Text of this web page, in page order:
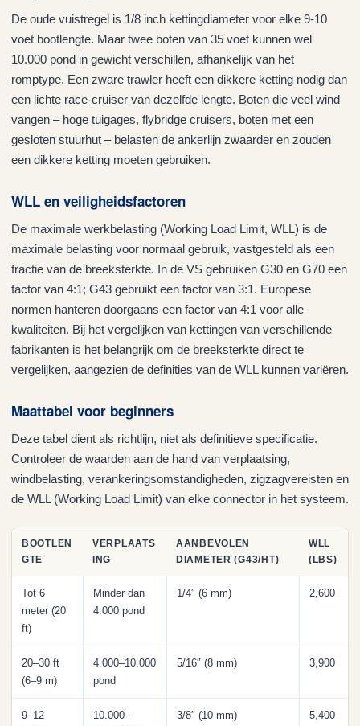
De oude vuistregel is 1/8 inch kettingdiameter voor elke 9-10
voet bootlengte. Maar twee boten van 35 voet kunnen wel
10.000 pond in gewicht verschillen, afhankelijk van het
romptype. Een zware trawler heeft een dikkere ketting nodig dan
een lichte race-cruiser van dezelfde lengte. Boten die veel wind
vangen – hoge tuigages, flybridge cruisers, boten met een
gesloten stuurhut – belasten de ankerlijn zwaarder en zouden
een dikkere ketting moeten gebruiken.
WLL en veiligheidsfactoren
De maximale werkbelasting (Working Load Limit, WLL) is de
maximale belasting voor normaal gebruik, vastgesteld als een
fractie van de breeksterkte. In de VS gebruiken G30 en G70 een
factor van 4:1; G43 gebruikt een factor van 3:1. Europese
normen hanteren doorgaans een factor van 4:1 voor alle
kwaliteiten. Bij het vergelijken van kettingen van verschillende
fabrikanten is het belangrijk om de breeksterkte direct te
vergelijken, aangezien de definities van de WLL kunnen variëren.
Maattabel voor beginners
Deze tabel dient als richtlijn, niet als definitieve specificatie.
Controleer de waarden aan de hand van verplaatsing,
windbelasting, verankeringsomstandigheden, zigzagvereisten en
de WLL (Working Load Limit) van elke connector in het systeem.
BOOTLEN
GTE
VERPLAATS
ING
AANBEVOLEN
DIAMETER (G43/HT)
WLL
(LBS)
Tot 6
meter (20
ft)
Minder dan
4.000 pond
1/4″ (6 mm) 2,600
20–30 ft
(6–9 m)
4.000–10.000
pond
5/16″ (8 mm) 3,900
9–12
10.000–
3/8″ (10 mm) 5,400